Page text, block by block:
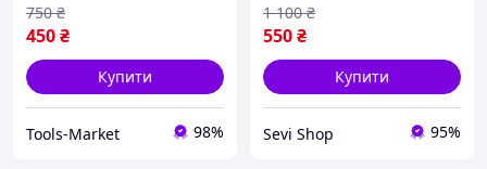
труб
450₴
750 ₴
Купити
Tools-Market 98%
550₴
1 100 ₴
Купити
Sevi Shop 95%